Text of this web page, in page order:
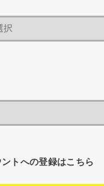
ントへの登録はこちら